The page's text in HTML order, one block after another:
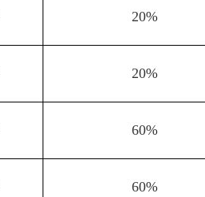
20%
20%
60%
60%